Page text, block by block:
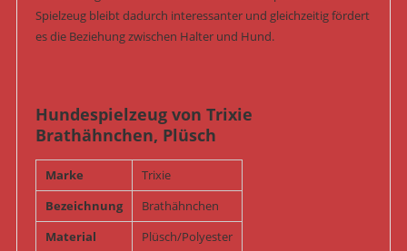
Spielzeug bleibt dadurch interessanter und gleichzeitig fördert
es die Beziehung zwischen Halter und Hund.
Hundespielzeug von Trixie
Brathähnchen, Plüsch
Marke
Trixie
Bezeichnung
Brathähnchen
Material
Plüsch/Polyester